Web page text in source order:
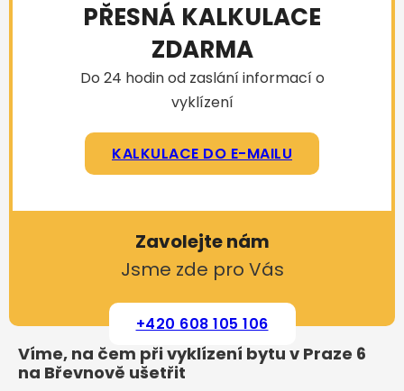
PŘESNÁ KALKULACE
ZDARMA
Do 24 hodin od zaslání informací o
vyklízení
KALKULACE DO E-MAILU
Zavolejte nám
Jsme zde pro Vás
+420 608 105 106
Víme, na čem při vyklízení bytu v Praze 6
na Břevnově ušetřit